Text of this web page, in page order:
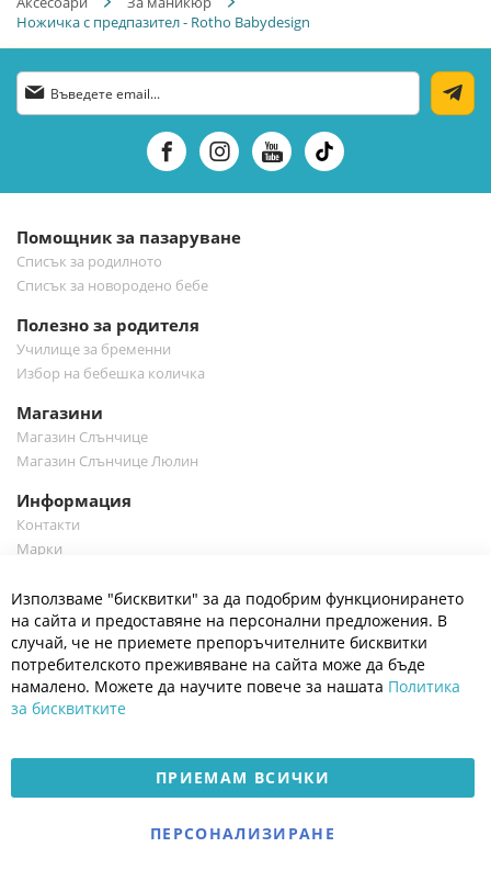
Ножичка с предпазител - Rotho Babydesign
Абонирай
се
бюлетин:
Помощник за пазаруване
Списък за родилното
Списък за новородено бебе
Полезно за родителя
Училище за бременни
Избор на бебешка количка
Магазини
Магазин Слънчице
Магазин Слънчице Люлин
Информация
Контакти
Марки
Полезно
Общи условия
Политика за поверителност
Платформа за OPC
Доставка и плащане
Електронен магазин
разработен и поддържан
Използваме "бисквитки" за да подобрим функционирането
на сайта и предоставяне на персонални предложения. В
случай, че не приемете препоръчителните бисквитки
потребителското преживяване на сайта може да бъде
намалено. Можете да научите повече за нашата Политика
за бисквитките
ПРИЕМАМ ВСИЧКИ
ПЕРСОНАЛИЗИРАНЕ